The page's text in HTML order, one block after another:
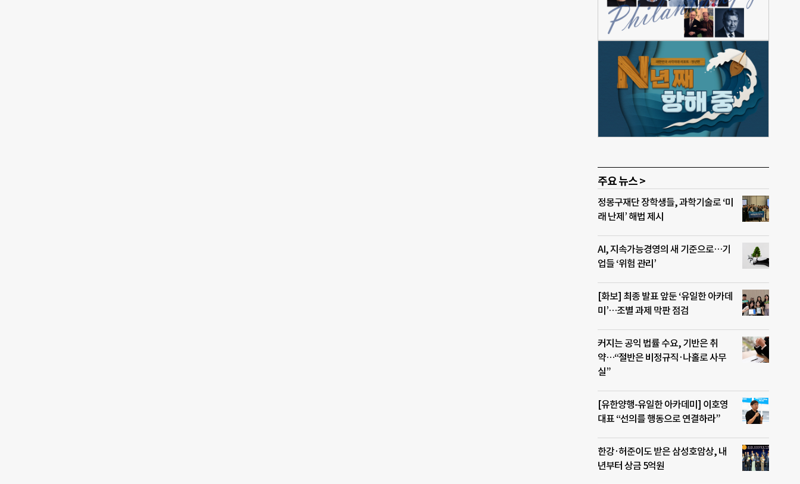
주요 뉴스 >
정몽구재단 장학생들, 과학기술로 ‘미
래 난제’ 해법 제시
AI, 지속가능경영의 새 기준으로…기
업들 ‘위험 관리’
[화보] 최종 발표 앞둔 ‘유일한 아카데
미’…조별 과제 막판 점검
커지는 공익 법률 수요, 기반은 취
약…“절반은 비정규직·나홀로 사무
실”
[유한양행-유일한 아카데미] 이호영
대표 “선의를 행동으로 연결하라”
한강·허준이도 받은 삼성호암상, 내
년부터 상금 5억원